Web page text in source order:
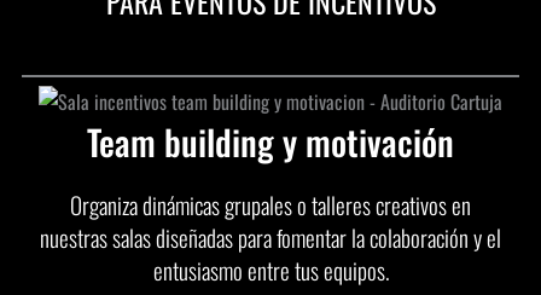
Team building y motivación
Organiza dinámicas grupales o talleres creativos en
nuestras salas diseñadas para fomentar la colaboración y el
entusiasmo entre tus equipos.